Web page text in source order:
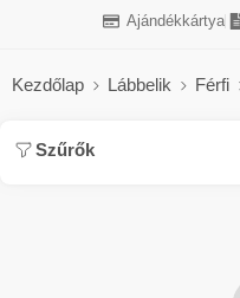
Ajándékkártya
Kezdőlap Lábbelik Férfi
Szűrők